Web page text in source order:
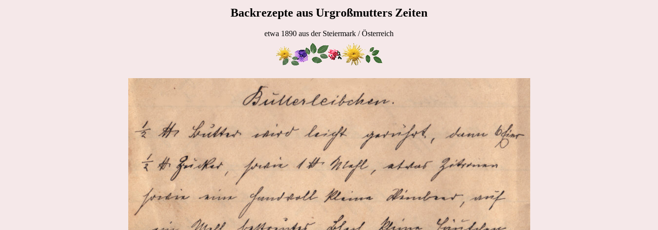
Backrezepte aus Urgroßmutters Zeiten
etwa 1890 aus der Steiermark / Österreich